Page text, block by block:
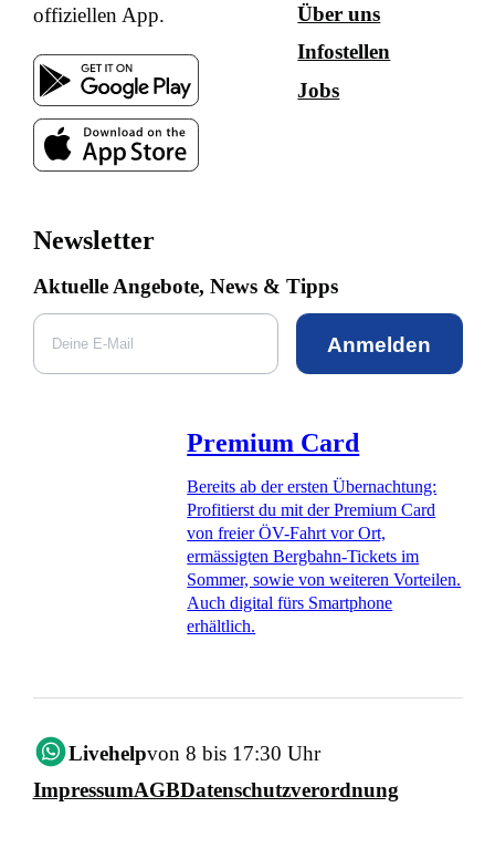
offiziellen App.
Über uns
Infostellen
Jobs
Newsletter
Aktuelle Angebote, News & Tipps
Anmelden
Premium Card
Bereits ab der ersten Übernachtung:
Profitierst du mit der Premium Card
von freier ÖV-Fahrt vor Ort,
ermässigten Bergbahn-Tickets im
Sommer, sowie von weiteren Vorteilen.
Auch digital fürs Smartphone
erhältlich.
Livehelpvon 8 bis 17:30 Uhr
ImpressumAGBDatenschutzverordnung